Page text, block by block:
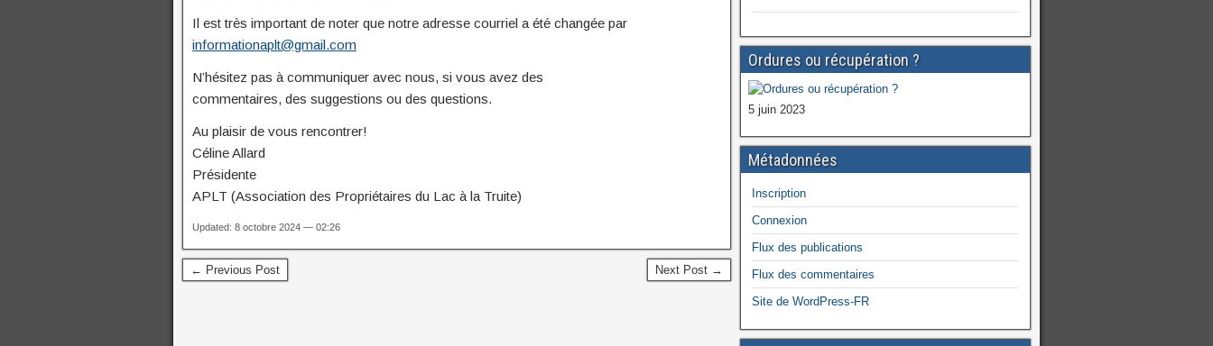
Il est très important de noter que notre adresse courriel a été changée par
informationaplt@gmail.com
N’hésitez pas à communiquer avec nous, si vous avez des
commentaires, des suggestions ou des questions.
Au plaisir de vous rencontrer!
Céline Allard
Présidente
APLT (Association des Propriétaires du Lac à la Truite)
Updated: 8 octobre 2024 — 02:26
← Previous Post Next Post →
Ordures ou récupération ?
5 juin 2023
Métadonnées
Inscription
Connexion
Flux des publications
Flux des commentaires
Site de WordPress-FR